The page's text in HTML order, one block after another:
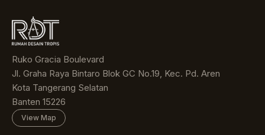
Ruko Gracia Boulevard
Jl. Graha Raya Bintaro Blok GC No.19, Kec. Pd. Aren
Kota Tangerang Selatan
Banten 15226
View Map